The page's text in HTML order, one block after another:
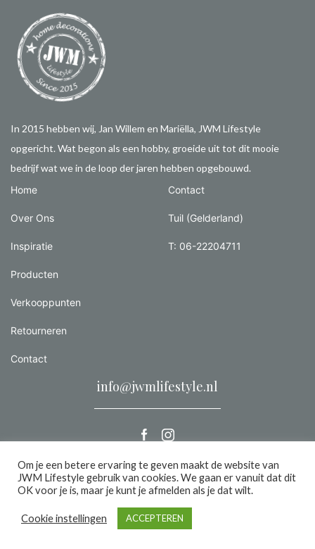
In 2015 hebben wij, Jan Willem en Mariëlla, JWM Lifestyle
opgericht. Wat begon als een hobby, groeide uit tot dit mooie
bedrijf wat we in de loop der jaren hebben opgebouwd.
Home
Over Ons
Inspiratie
Producten
Verkooppunten
Retourneren
Contact
Contact
Tuil (Gelderland)
T: 06-22204711
info@jwmlifestyle.nl
Alle rechten voorbehouden 2026 |Privacy
een we make it website
Om je een betere ervaring te geven maakt de website van
JWM Lifestyle gebruik van cookies. We gaan er vanuit dat dit
OK voor je is, maar je kunt je afmelden als je dat wilt.
Cookie instellingen ACCEPTEREN